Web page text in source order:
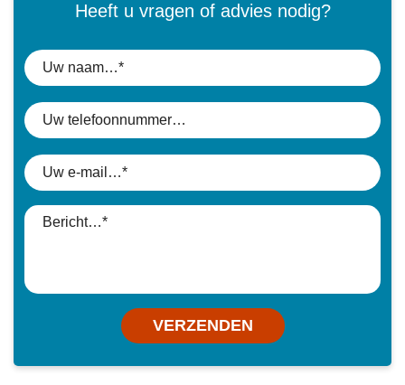
Heeft u vragen of advies nodig?
VERZENDEN